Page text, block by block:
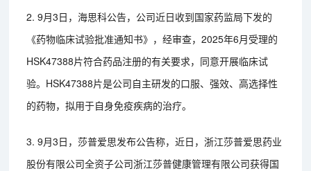
2. 9月3日，海思科公告，公司近日收到国家药监局下发的
《药物临床试验批准通知书》，经审查，2025年6月受理的
HSK47388片符合药品注册的有关要求，同意开展临床试
验。HSK47388片是公司自主研发的口服、强效、高选择性
的药物，拟用于自身免疫疾病的治疗。
3. 9月3日，莎普爱思发布公告称，近日，浙江莎普爱思药业
股份有限公司全资子公司浙江莎普健康管理有限公司获得国